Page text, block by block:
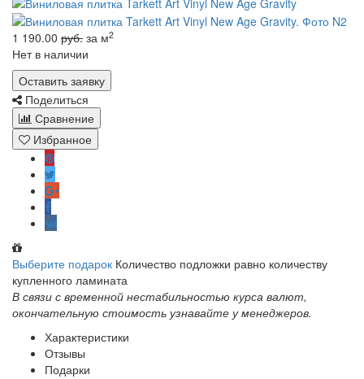
1 190.00 руб. за м2
Нет в наличии
Оставить заявку
Поделиться
Сравнение
Избранное
Выберите подарок Количество подложки равно количеству
купленного ламината
В связи с временной нестабильностью курса валют,
окончательную стоимость узнавайте у менеджеров.
Характеристики
Отзывы
Подарки